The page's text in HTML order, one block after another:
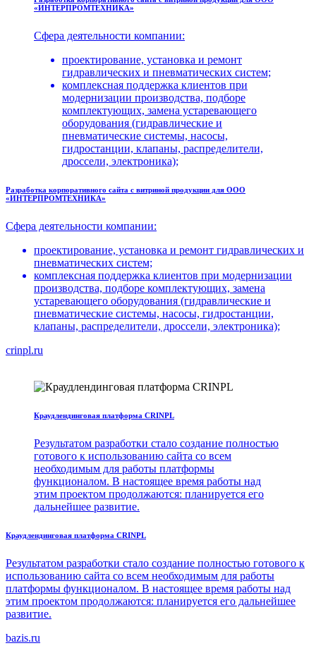
«ИНТЕРПРОМТЕХНИКА»
Сфера деятельности компании:
проектирование, установка и ремонт
гидравлических и пневматических систем;
комплексная поддержка клиентов при
модернизации производства, подборе
комплектующих, замена устаревающего
оборудования (гидравлические и
пневматические системы, насосы,
гидростанции, клапаны, распределители,
дроссели, электроника);
Разработка корпоративного сайта с витриной продукции для ООО
«ИНТЕРПРОМТЕХНИКА»
Сфера деятельности компании:
проектирование, установка и ремонт гидравлических и
пневматических систем;
комплексная поддержка клиентов при модернизации
производства, подборе комплектующих, замена
устаревающего оборудования (гидравлические и
пневматические системы, насосы, гидростанции,
клапаны, распределители, дроссели, электроника);
crinpl.ru
Краудлендинговая платформа CRINPL
Результатом разработки стало создание полностью
готового к использованию сайта со всем
необходимым для работы платформы
функционалом. В настоящее время работы над
этим проектом продолжаются: планируется его
дальнейшее развитие.
Краудлендинговая платформа CRINPL
Результатом разработки стало создание полностью готового к
использованию сайта со всем необходимым для работы
платформы функционалом. В настоящее время работы над
этим проектом продолжаются: планируется его дальнейшее
развитие.
bazis.ru